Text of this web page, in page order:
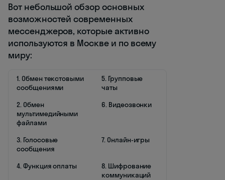
Вот небольшой обзор основных
возможностей современных
мессенджеров, которые активно
используются в Москве и по всему
миру:
1. Обмен текстовыми
сообщениями
5. Групповые
чаты
2. Обмен
мультимедийными
файлами
6. Видеозвонки
3. Голосовые
сообщения
7. Онлайн-игры
4. Функция оплаты
8. Шифрование
коммуникаций